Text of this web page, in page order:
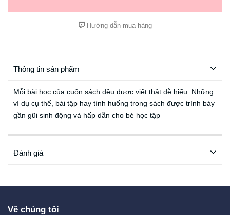
Hướng dẫn mua hàng
Thông tin sản phẩm
Mỗi bài học của cuốn sách đều được viết thật dễ hiểu. Những
ví dụ cụ thể, bài tập hay tình huống trong sách được trình bày
gần gũi sinh động và hấp dẫn cho bé học tập
Đánh giá
Về chúng tôi